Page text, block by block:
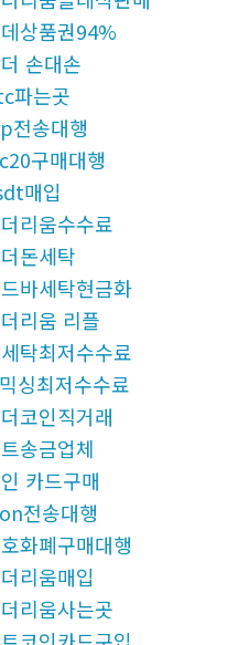
상품권94%
손대손
파는곳
전송대행
구매대행
매입
리움수수료
돈세탁
바세탁현금화
리움 리플
탁최저수수료
싱최저수수료
코인직거래
송금업체
카드구매
전송대행
화폐구매대행
리움매입
리움사는곳